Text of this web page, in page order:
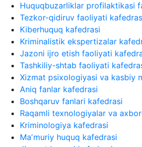
Huquqbuzarliklar profilaktikasi
Tezkor-qidiruv faoliyati
Kiberhuquq kafedrasi
Kriminalistik ekspertizalar
Jazoni ijro etish faoliyati
Tashkiliy-shtab faoliyati
Xizmat psixologiyasi va kasbiy
Aniq fanlar kafedrasi
Boshqaruv fanlari kafedrasi
Raqamli texnologiyalar va
Kriminologiya kafedrasi
Maʼmuriy huquq kafedrasi